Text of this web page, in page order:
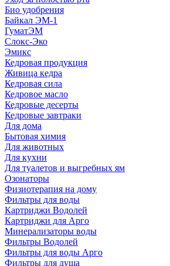
Био удобрения
Байкал ЭМ-1
ГуматЭМ
Слокс-Эко
Эмикс
Кедровая продукция
Живица кедра
Кедровая сила
Кедровое масло
Кедровые десерты
Кедровые завтраки
Для дома
Бытовая химия
Для животных
Для кухни
Для туалетов и выгребных ям
Озонаторы
Физиотерапия на дому
Фильтры для воды
Картриджи Водолей
Картриджи для Арго
Минерализаторы воды
Фильтры Водолей
Фильтры для воды Арго
Фильтры для душа